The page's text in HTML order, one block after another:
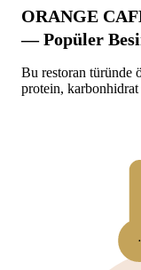
ORANGE
— Popüler
Bu restoran türünde
protein,